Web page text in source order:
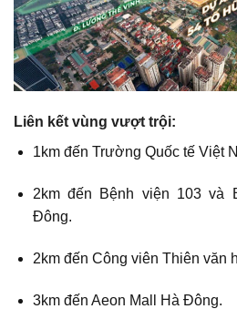
Liên kết vùng vượt trội:
1km đến Trường Quốc tế Việt
2km đến Bệnh viện 103 và
Đông.
2km đến Công viên Thiên văn
3km đến Aeon Mall Hà Đông.